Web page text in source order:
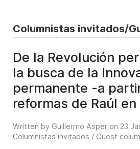
Columnistas invitados/
De la Revolución
la busca de la
permanente -a
reformas de Raúl en
Written by Guillermo Asper on 23
Columnistas invitados / Guest